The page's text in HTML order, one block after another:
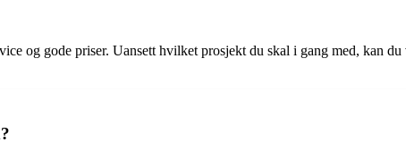
og gode priser. Uansett hvilket prosjekt du skal i gang med, kan